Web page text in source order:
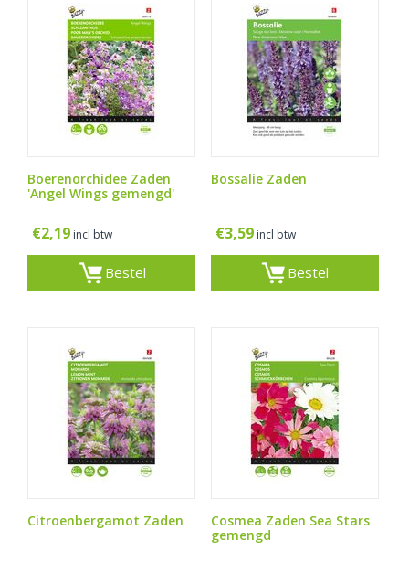
Boerenorchidee Zaden
'Angel Wings gemengd'
€2,19 incl btw
Bestel
Bossalie Zaden
€3,59 incl btw
Bestel
Citroenbergamot Zaden
Cosmea Zaden Sea Stars
gemengd